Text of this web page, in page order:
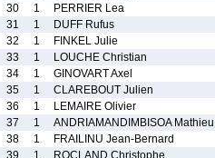
30
1 PERRIER Lea
31
1 DUFF Rufus
32
1 FINKEL Julie
33
1 LOUCHE Christian
34
1 GINOVART Axel
35
1 CLAREBOUT Julien
36
1 LEMAIRE Olivier
37
1 ANDRIAMANDIMBISOA Mathieu
38
1 FRAILINU Jean-Bernard
39
1 ROCLAND Christophe